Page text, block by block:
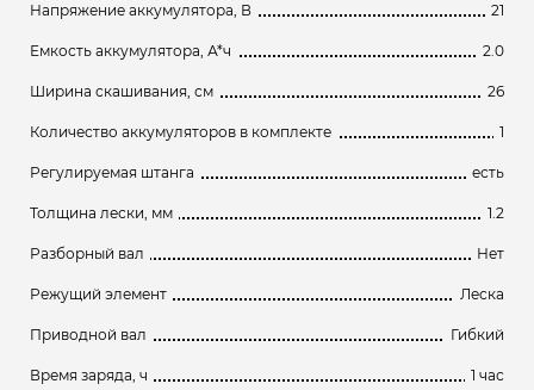
Напряжение аккумулятора, В 21
Емкость аккумулятора, А*ч 2.0
Ширина скашивания, см 26
Количество аккумуляторов в комплекте 1
Регулируемая штанга есть
Толщина лески, мм 1.2
Разборный вал Нет
Режущий элемент Леска
Приводной вал Гибкий
Время заряда, ч 1 час